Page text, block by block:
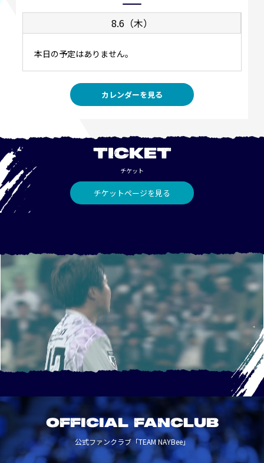
8.6（木）
本日の予定はありません。
カレンダーを見る
TICKET
チケット
チケットページを見る
OFFICIAL FANCLUB
公式ファンクラブ「TEAM NAYBee」